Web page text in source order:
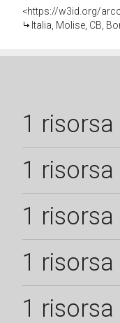
<https://w3id.org/
Italia, Molise, CB,
1 risorsa
1 risorsa
1 risorsa
1 risorsa
1 risorsa